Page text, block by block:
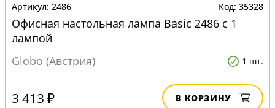
2486 35328
Офисная настольная лампа Basic 2486 с 1
лампой
Globo (Австрия)
1 шт.
3 413 ₽ В КОРЗИНУ